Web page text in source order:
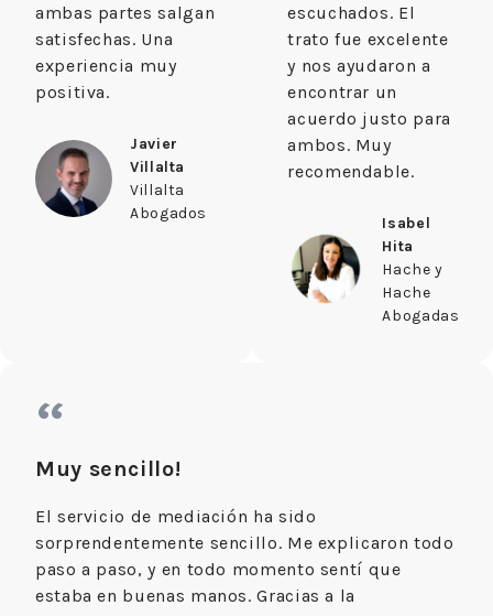
ambas partes salgan
satisfechas. Una
experiencia muy
positiva.
Javier
Villalta
Villalta
Abogados
escuchados. El
trato fue excelente
y nos ayudaron a
encontrar un
acuerdo justo para
ambos. Muy
recomendable.
Isabel
Hita
Hache y
Hache
Abogadas
“
Muy sencillo!
El servicio de mediación ha sido
sorprendentemente sencillo. Me explicaron todo
paso a paso, y en todo momento sentí que
estaba en buenas manos. Gracias a la